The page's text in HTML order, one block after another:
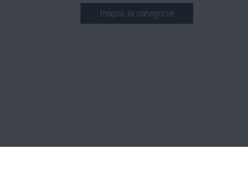
Inapoi la categorie
Fii la curent cu toate aparițiile din grupul Ringier.